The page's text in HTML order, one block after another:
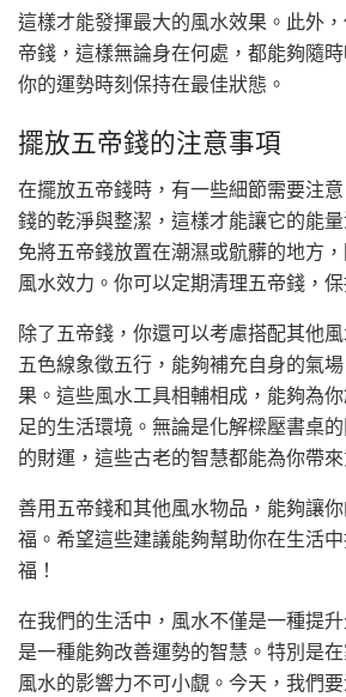
這樣才能發揮最大的風水效果。此外
帝錢，這樣無論身在何處，都能夠隨
你的運勢時刻保持在最佳狀態。
擺放五帝錢的注意事項
在擺放五帝錢時，有一些細節需要注
錢的乾淨與整潔，這樣才能讓它的能
免將五帝錢放置在潮濕或骯髒的地方
風水效力。你可以定期清理五帝錢，
除了五帝錢，你還可以考慮搭配其他
五色線象徵五行，能夠補充自身的氣
果。這些風水工具相輔相成，能夠為
足的生活環境。無論是化解樑壓書桌
的財運，這些古老的智慧都能為你帶
善用五帝錢和其他風水物品，能夠讓
福。希望這些建議能夠幫助你在生活
福！
在我們的生活中，風水不僅是一種提
是一種能夠改善運勢的智慧。特別是
風水的影響力不可小覷。今天，我們